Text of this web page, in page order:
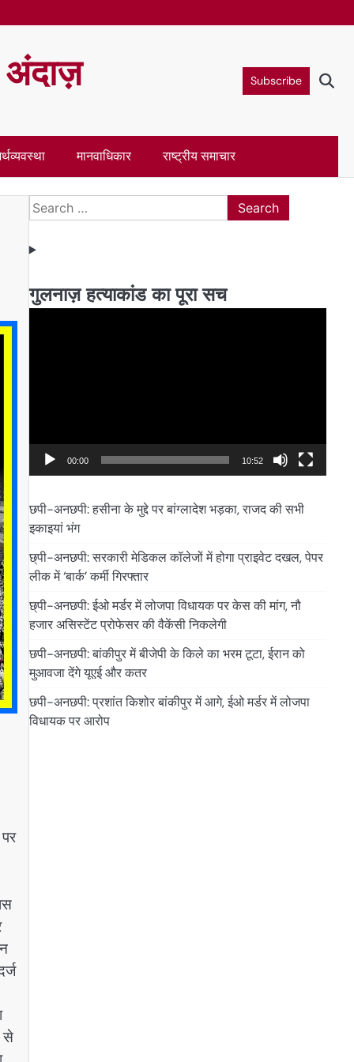
अंदाज़ Subscribe
मानवाधिकार राष्ट्रीय समाचार
से
Search
for:
गुलनाज़ हत्याकांड का पूरा सच
00:00 10:52
छपी-अनछपी: हसीना के मुद्दे पर बांग्लादेश भड़का, राजद की सभी
इकाइयां भंग
छ्पी-अनछपी: सरकारी मेडिकल कॉलेजों में होगा प्राइवेट दखल, पेपर
लीक में ‘बार्क’ कर्मी गिरफ्तार
छ्पी-अनछपी: ईओ मर्डर में लोजपा विधायक पर केस की मांग, नौ
हजार असिस्टेंट प्रोफेसर की वैकेंसी निकलेगी
छपी-अनछपी: बांकीपुर में बीजेपी के किले का भरम टूटा, ईरान को
मुआवजा देंगे यूएई और कतर
छपी-अनछपी: प्रशांत किशोर बांकीपुर में आगे, ईओ मर्डर में लोजपा
विधायक पर आरोप